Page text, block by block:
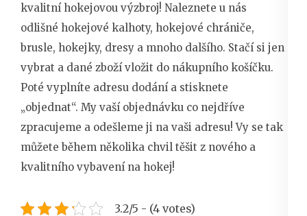
kvalitní hokejovou výzbroj! Naleznete u nás
odlišné hokejové kalhoty, hokejové chrániče,
brusle, hokejky, dresy a mnoho dalšího. Stačí si jen
vybrat a dané zboží vložit do nákupního košíčku.
Poté vyplníte adresu dodání a stisknete
„objednat“. My vaší objednávku co nejdříve
zpracujeme a odešleme ji na vaši adresu! Vy se tak
můžete během několika chvil těšit z nového a
kvalitního vybavení na hokej!
3.2/5 - (4 votes)